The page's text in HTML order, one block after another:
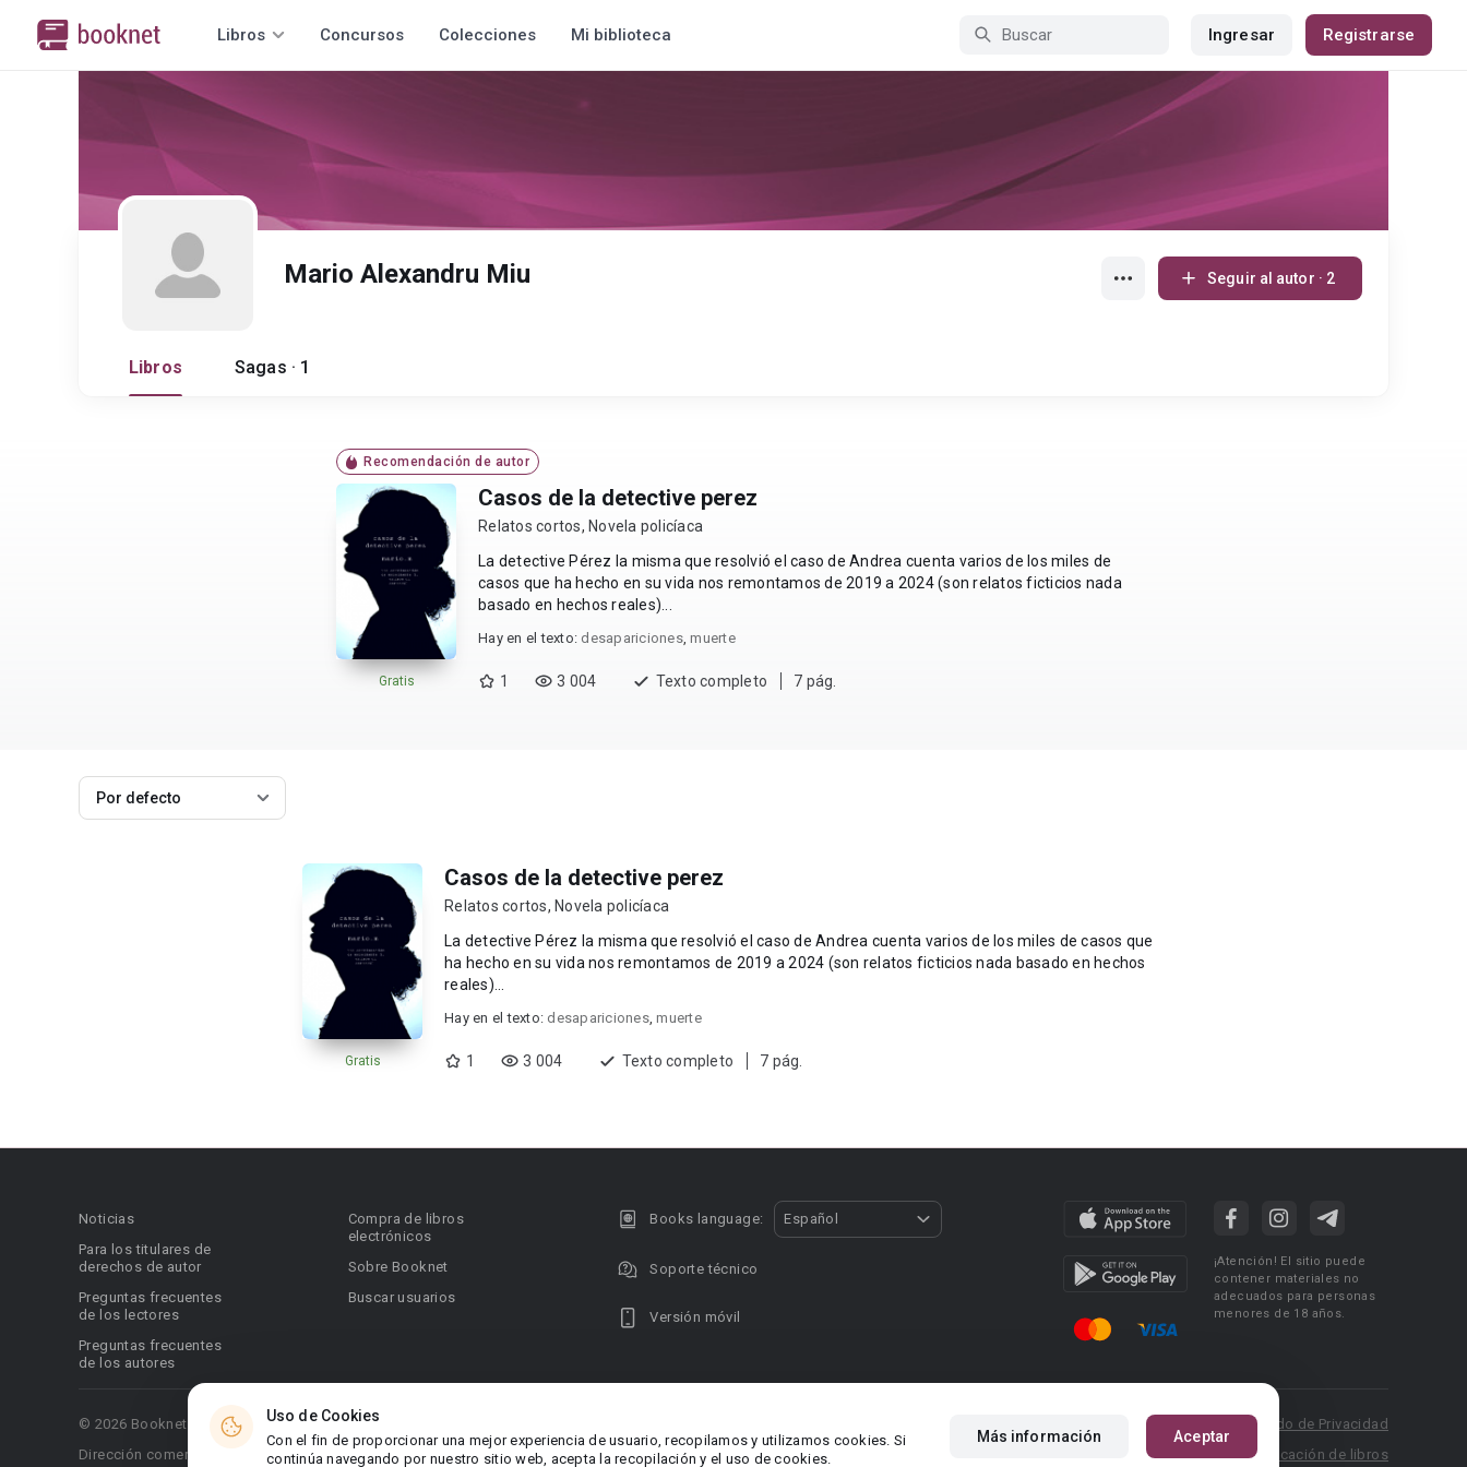
Libros Concursos Colecciones Mi biblioteca Ingresar Registrarse
Mario Alexandru Miu Seguir al autor · 2
Libros Sagas · 1
Recomendación de autor
Gratis
Casos de la detective perez
Relatos cortos, Novela policíaca
La detective Pérez la misma que resolvió el caso de Andrea cuenta varios de los miles de
casos que ha hecho en su vida nos remontamos de 2019 a 2024 (son relatos ficticios nada
basado en hechos reales)...
Hay en el texto: desapariciones,muerte
1 3 004 Texto completo 7 pág.
Por defecto
Gratis
Casos de la detective perez
Relatos cortos, Novela policíaca
La detective Pérez la misma que resolvió el caso de Andrea cuenta varios de los miles de casos que
ha hecho en su vida nos remontamos de 2019 a 2024 (son relatos ficticios nada basado en hechos
reales)...
Hay en el texto: desapariciones,muerte
1 3 004 Texto completo 7 pág.
Uso de Cookies
Con el fin de proporcionar una mejor experiencia de usuario, recopilamos y utilizamos cookies. Si
continúa navegando por nuestro sitio web, acepta la recopilación y el uso de cookies.
Más información Aceptar
Noticias
Para los titulares de
derechos de autor
Preguntas frecuentes
de los lectores
Preguntas frecuentes
de los autores
Compra de libros
electrónicos
Sobre Booknet
Buscar usuarios
Books language: Español
Soporte técnico
Versión móvil
¡Atención! El sitio puede
contener materiales no
adecuados para personas
menores de 18 años.
© 2026 Booknet. Todos los derechos reservados.
Dirección comercial: Griva Digeni 51, oficina 1, Larnaca, 6036, Chipre
Condiciones de uso
Acuerdo de Privacidad
Reglas para la publicación de libros